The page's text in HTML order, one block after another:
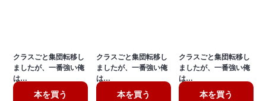
クラスごと集団転移し
ましたが、一番強い俺
は…
本を買う
クラスごと集団転移し
ましたが、一番強い俺
は…
本を買う
クラスごと集団転移し
ましたが、一番強い俺
は…
本を買う